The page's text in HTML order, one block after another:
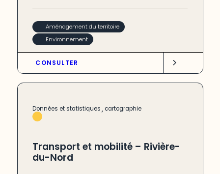
Aménagement du territoire
Environnement
CONSULTER
Données et statistiques, cartographie
Transport et mobilité – Rivière-
du-Nord